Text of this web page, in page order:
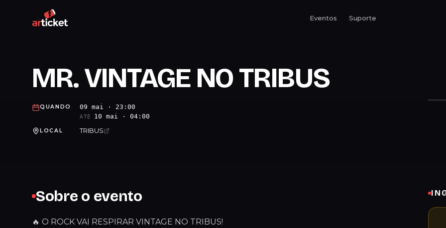
Eventos Suporte
MR. VINTAGE NO TRIBUS
QUANDO 09 mai · 23:00
ATÉ 10 mai · 04:00
LOCAL TRIBUS
Sobre o evento
🔥 O ROCK VAI RESPIRAR VINTAGE NO TRIBUS!